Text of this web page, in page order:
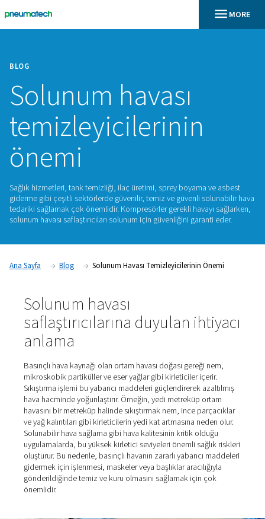
BLOG
Solunum havası
temizleyicilerinin
önemi
giderme gibi çeşitli sektörlerde güvenilir, temiz ve güvenli
tedariki sağlamak çok önemlidir. Kompresörler gerekli
solunum havası saflaştırıcıları solunum için güvenliğini
Ana Sayfa Blog Solunum Havası Temizleyicilerinin
Solunum havası
saflaştırıcılarına duyulan
anlama
Basınçlı hava kaynağı olan ortam havası doğası gereği
mikroskobik partiküller ve eser yağlar gibi kirleticiler
Sıkıştırma işlemi bu yabancı maddeleri güçlendirerek